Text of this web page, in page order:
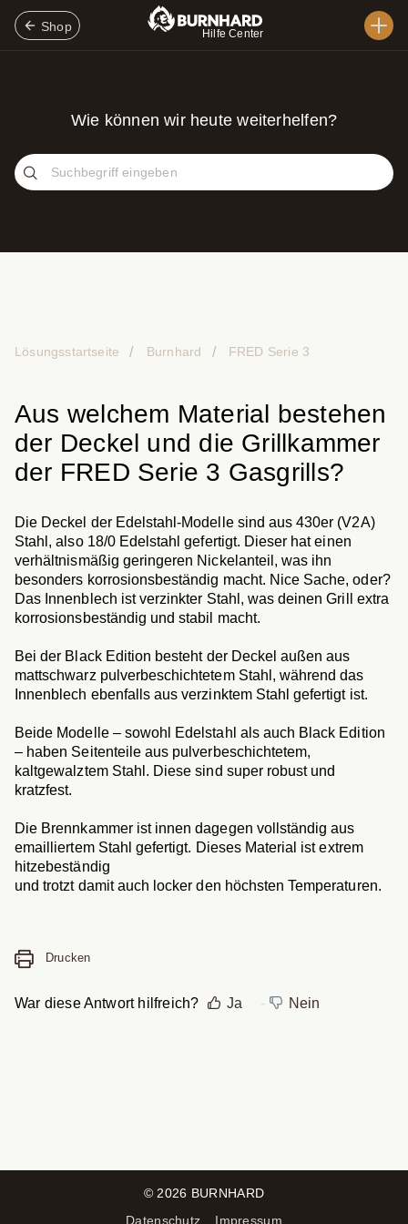
Shop
Hilfe Center
Wie können wir heute weiterhelfen?
Lösungsstartseite Burnhard FRED Serie 3
Aus welchem Material bestehen
der Deckel und die Grillkammer
der FRED Serie 3 Gasgrills?
Die Deckel der Edelstahl-Modelle sind aus 430er (V2A)
Stahl, also 18/0 Edelstahl gefertigt. Dieser hat einen
verhältnismäßig geringeren Nickelanteil, was ihn
besonders korrosionsbeständig macht. Nice Sache, oder?
Das Innenblech ist verzinkter Stahl, was deinen Grill extra
korrosionsbeständig und stabil macht.
Bei der Black Edition besteht der Deckel außen aus
mattschwarz pulverbeschichtetem Stahl, während das
Innenblech ebenfalls aus verzinktem Stahl gefertigt ist.
Beide Modelle – sowohl Edelstahl als auch Black Edition
– haben Seitenteile aus pulverbeschichtetem,
kaltgewalztem Stahl. Diese sind super robust und
kratzfest.
Die Brennkammer ist innen dagegen vollständig aus
emailliertem Stahl gefertigt. Dieses Material ist extrem
hitzebeständig
und trotzt damit auch locker den höchsten Temperaturen.
War diese Antwort hilfreich? Ja Nein
Drucken
© 2026 BURNHARD
Datenschutz
Impressum